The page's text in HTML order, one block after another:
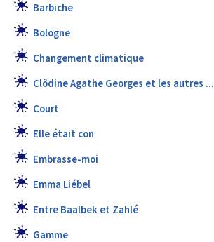
Barbiche
Bologne
Changement climatique
Clôdine Agathe Georges et les autres ...
Court
Elle était con
Embrasse-moi
Emma Liébel
Entre Baalbek et Zahlé
Gamme